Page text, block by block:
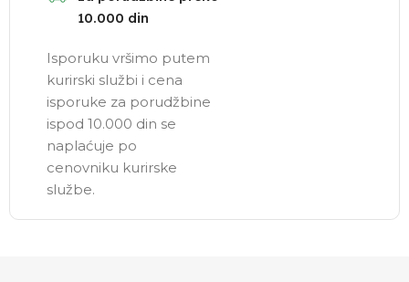
10.000 din
Isporuku vršimo putem
kurirski službi i cena
isporuke za porudžbine
ispod 10.000 din se
naplaćuje po
cenovniku kurirske
službe.